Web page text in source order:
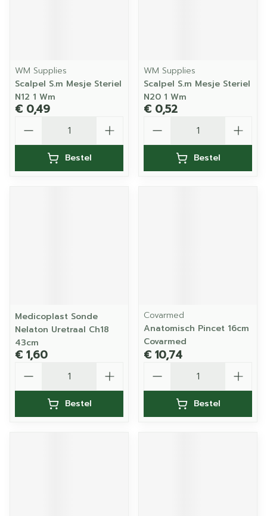
WM Supplies
Scalpel S.m Mesje Steriel
N12 1 Wm
€ 0,49
Bestel
WM Supplies
Scalpel S.m Mesje Steriel
N20 1 Wm
€ 0,52
Bestel
Medicoplast Sonde
Nelaton Uretraal Ch18
43cm
€ 1,60
Bestel
Covarmed
Anatomisch Pincet 16cm
Covarmed
€ 10,74
Bestel